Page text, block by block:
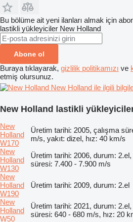
Bu bölüme ait yeni ilanları almak için
lastikli yükleyiciler New Holland
Abone ol
Buraya tıklayarak, gizlilik politikamızı ve
etmiş olursunuz.
New Holland ile ilgili
New Holland lastikli
New
Holland
W170
Üretim tarihi: 2005, çalışma
m/s, yakıt: dizel, hız: 40 km/s
New
Holland
W130
Üretim tarihi: 2006, durum: 2.el,
süresi: 7.400 - 7.900 m/s
New
Holland
W190
Üretim tarihi: 2009, durum: 2.el
New
Holland
W50
Üretim tarihi: 2021, durum: 2.el,
süresi: 640 - 680 m/s, hız: 20